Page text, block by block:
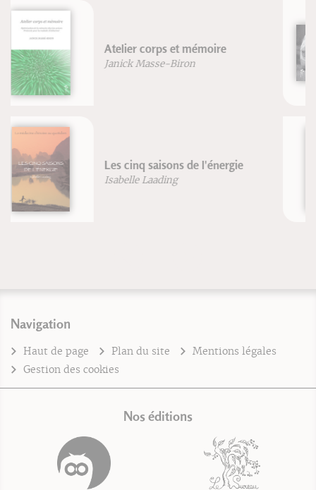
Zapatillas de ballet
Trésors alimentaires des Andes
Dr. G. Guillaume
Navigation
Haut de page Plan du site
Mentions légales
Gestion des cookies
Nos éditions